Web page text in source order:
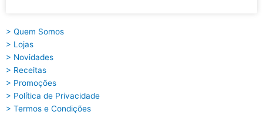
> Quem Somos
> Lojas
> Novidades
> Receitas
> Promoções
> Política de Privacidade
> Termos e Condições